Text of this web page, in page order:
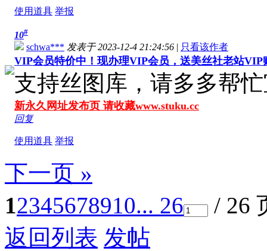
使用道具 举报
10#
schwa*** 发表于 2023-12-4 21:24:56 | 只看该作者
VIP会员特价中！现办理VIP会员，送美丝社老站VIP
支持丝图库，请多多帮
新永久网址发布页 请收藏www.stuku.cc
回复
使用道具 举报
下一页 »
12345678910... 26
/ 26
返回列表 发帖